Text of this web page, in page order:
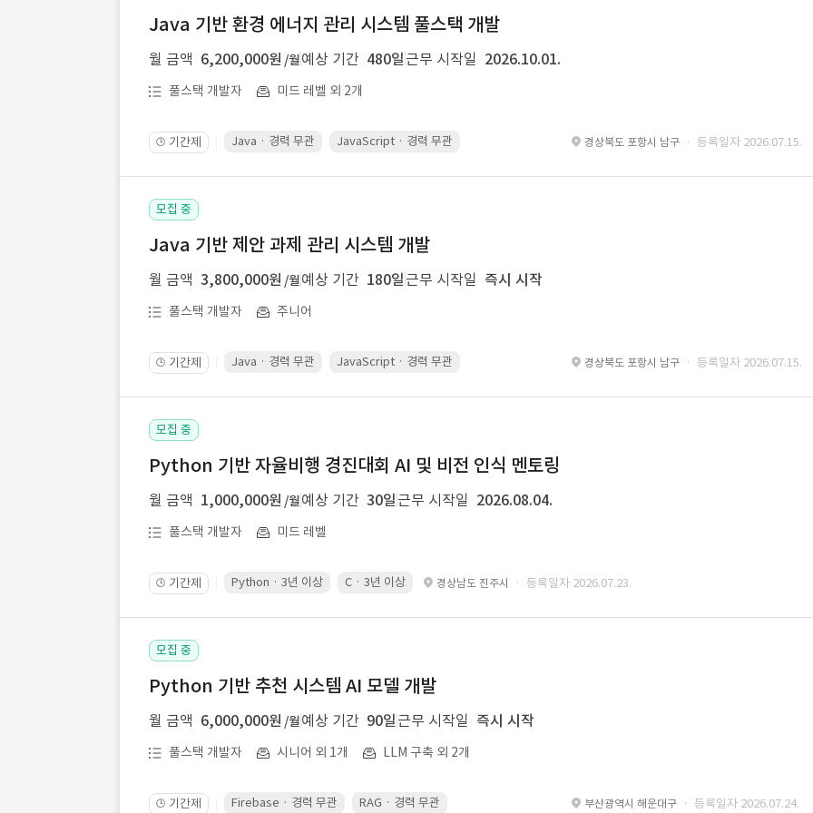
Java 기반 환경 에너지 관리 시스템 풀스택 개발
월 금액 6,200,000원 /월예상 기간 480일 근무 시작일 2026.10.01.
풀스택 개발자 미드 레벨 외 2개
🕒 기간제 Java · 경력 무관 JavaScript · 경력 무관 Spring Boot · 경력 무관 Spring · 경력 무관 MyBatis · 경력
경상북도 포항시 남구 · 등록일자 2026.07.15.
모집 중
Java 기반 제안 과제 관리 시스템 개발
월 금액 3,800,000원 /월예상 기간 180일 근무 시작일 즉시 시작
풀스택 개발자 주니어
🕒 기간제 Java · 경력 무관 JavaScript · 경력 무관 경상북도 포항시 남구 · 등록일자 2026.07.15.
모집 중
Python 기반 자율비행 경진대회 AI 및 비전 인식 멘토링
월 금액 1,000,000원 /월예상 기간 30일 근무 시작일 2026.08.04.
풀스택 개발자 미드 레벨
🕒 기간제 Python · 3년 이상 C · 3년 이상 경상남도 진주시 · 등록일자 2026.07.23.
모집 중
Python 기반 추천 시스템 AI 모델 개발
월 금액 6,000,000원 /월예상 기간 90일 근무 시작일 즉시 시작
풀스택 개발자 시니어 외 1개 LLM 구축 외 2개
🕒 기간제 Firebase · 경력 무관 RAG · 경력 무관 re-ranking · 경력 무관 Python · 경력 무관 embedding · 경
부산광역시 해운대구 · 등록일자 2026.07.24.